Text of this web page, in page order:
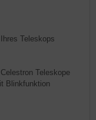
Teleskops
Teleskope
Blinkfunktion